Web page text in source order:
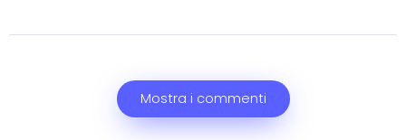
Mostra i commenti